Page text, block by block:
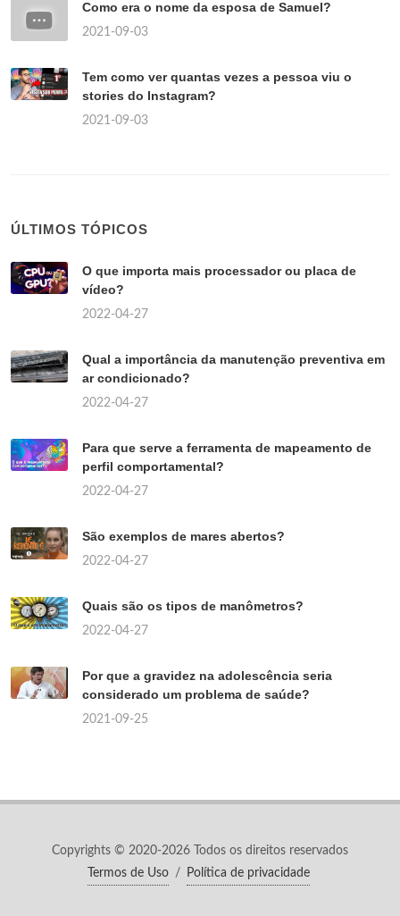
Como era o nome da esposa de Samuel?
2021-09-03
Tem como ver quantas vezes a pessoa viu o
stories do Instagram?
2021-09-03
ÚLTIMOS TÓPICOS
O que importa mais processador ou placa de
vídeo?
2022-04-27
Qual a importância da manutenção preventiva em
ar condicionado?
2022-04-27
Para que serve a ferramenta de mapeamento de
perfil comportamental?
2022-04-27
São exemplos de mares abertos?
2022-04-27
Quais são os tipos de manômetros?
2022-04-27
Por que a gravidez na adolescência seria
considerado um problema de saúde?
2021-09-25
Copyrights © 2020-2026 Todos os direitos reservados
Termos de Uso / Política de privacidade